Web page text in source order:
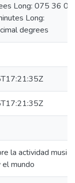
Long: 075 36 00
Long:
degrees
la actividad
mundo